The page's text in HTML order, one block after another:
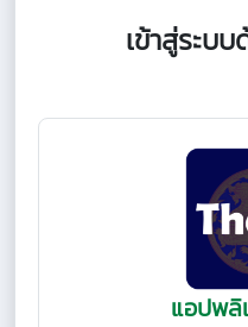
เข้าสู่ระบ
แอปพลิ